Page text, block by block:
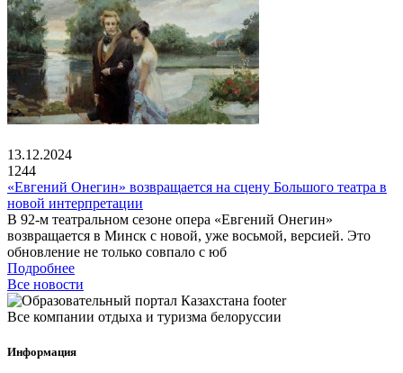
13.12.2024
1244
«Евгений Онегин» возвращается на сцену Большого театра в
новой интерпретации
В 92-м театральном сезоне опера «Евгений Онегин»
возвращается в Минск с новой, уже восьмой, версией. Это
обновление не только совпало с юб
Подробнее
Все новости
Все компании отдыха и туризма белоруссии
Информация